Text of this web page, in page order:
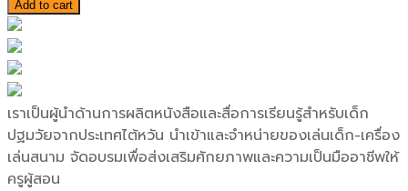
Add to cart
เราเป็นผู้นำด้านการผลิตหนังสือและสื่อการเรียนรู้สำหรับเด็ก
ปฐมวัยจากประเทศไต้หวัน นำเข้าและจำหน่ายของเล่นเด็ก-เครื่อง
เล่นสนาม จัดอบรมเพื่อส่งเสริมศักยภาพและความเป็นมืออาชีพให้
ครูผู้สอน